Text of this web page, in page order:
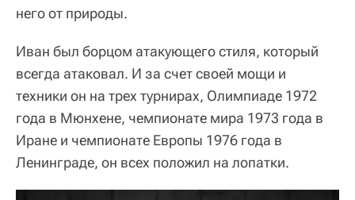
него от природы.
Иван был борцом атакующего стиля, который
всегда атаковал. И за счет своей мощи и
техники он на трех турнирах, Олимпиаде 1972
года в Мюнхене, чемпионате мира 1973 года в
Иране и чемпионате Европы 1976 года в
Ленинграде, он всех положил на лопатки.